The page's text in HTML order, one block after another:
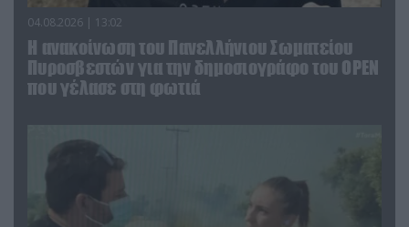
04.08.2026 | 13:02
Η ανακοίνωση του Πανελλήνιου Σωματείου
Πυροσβεστών για την δημοσιογράφο του OPEN
που γέλασε στη φωτιά